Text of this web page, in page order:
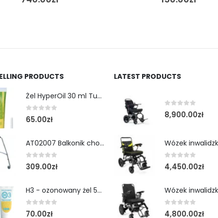
PRODUCTS
Żel HyperOil 30 ml Tubka
0out of 5
65.00zł
AT02007 Balkonik chodzik rehabilitacyjny cztery koła obrotowe i kulka
0out of 5
309.00zł
H3 - ozonowany żel 50 ml tubka
0out of 5
70.00zł
LATEST PRODUCTS
0out of 5
8,900.00zł
0out of 5
4,450.00zł
0out of 5
4,800.00zł